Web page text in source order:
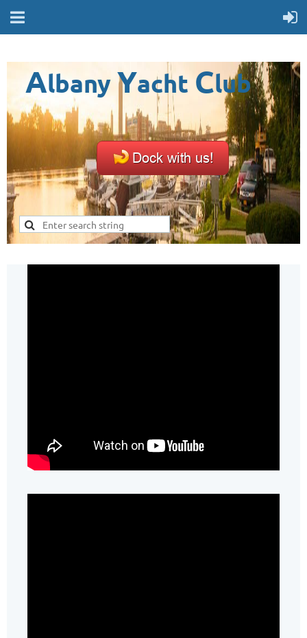
Albany Yacht Club